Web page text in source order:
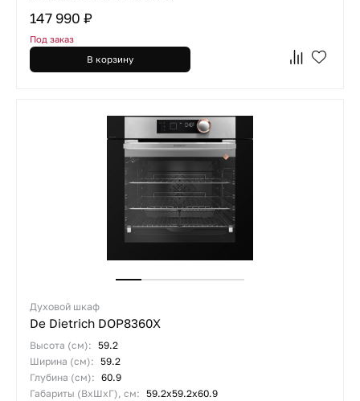
147 990 ₽
Под заказ
В корзину
Духовой шкаф
De Dietrich DOP8360X
Высота (см): 59.2
Ширина (см): 59.2
Глубина (см): 60.9
Габариты (ВхШхГ), см: 59.2х59.2х60.9